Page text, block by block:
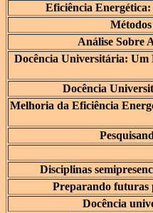
Eficiência
Análise Sobre
Docência Universitária: Um
Docência
Melhoria da Eficiência
Disciplinas
Preparando futuras
Docência